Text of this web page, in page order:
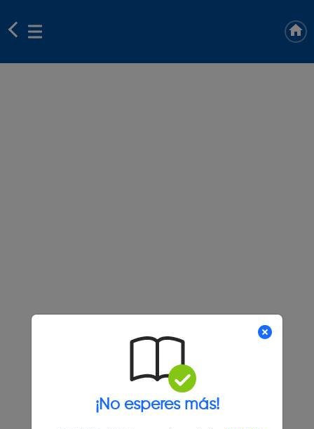
¡No esperes más!